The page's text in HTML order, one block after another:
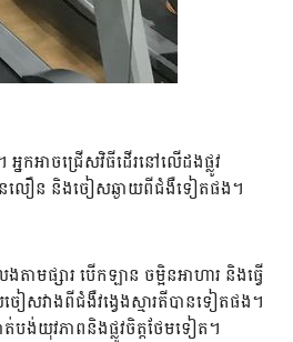
ក​​អាច​ជ្រើស​វិធី​ដើរ​នៅ​លើ​ដង​ផ្លូវ
ន​លឿន ​និង​ចៀស​ឆ្ងាយ​ពី​ជំ​ងឺ​ទៀត​ផង។
ង​តាម​ផ្សារ ​បើក​ឡាន ​ចម្អិន​អាហារ ​និង​ធ្វើ​
ៀស​វាង​ពី​ជំងឺ​វង្វេង​ស្មារតី​បាន​ទៀត​ផង។
ត់​បង់​​យុវភាព​និង​ផ្លូវ​ចិត្ត​ថែម​ទៀត។